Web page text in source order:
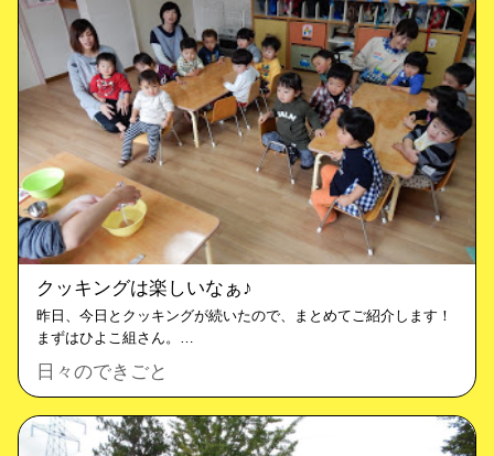
クッキングは楽しいなぁ♪
昨日、今日とクッキングが続いたので、まとめてご紹介します！
まずはひよこ組さん。…
日々のできごと